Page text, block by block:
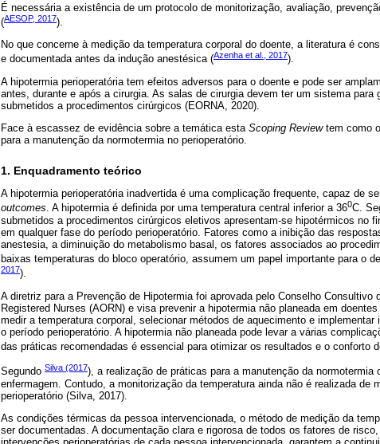
É necessária a existência de um protocolo de monitorização, avaliação,
(AESOP, 2017).
No que concerne à medição da temperatura corporal do doente, a literatura é
e documentada antes da indução anestésica (Azenha et al., 2017).
A hipotermia perioperatória tem efeitos adversos para o doente e pode ser
antes, durante e após a cirurgia. As salas de cirurgia devem ter um sistema para
submetidos a procedimentos cirúrgicos (EORNA, 2020).
Face à escassez de evidência sobre a temática esta Scoping Reviewtem como
para a manutenção da normotermia no perioperatório.
1. Enquadramento teórico
A hipotermia perioperatória inadvertida é uma complicação frequente, capaz de
outcomes. A hipotermia é definida por uma temperatura central inferior a 360C.
submetidos a procedimentos cirúrgicos eletivos apresentam-se hipotérmicos no
em qualquer fase do período perioperatório. Fatores como a inibição das
anestesia, a diminuição do metabolismo basal, os fatores associados ao
baixas temperaturas do bloco operatório, assumem um papel importante para o
2017).
A diretriz para a Prevenção de Hipotermia foi aprovada pelo Conselho
Registered Nurses (AORN) e visa prevenir a hipotermia não planeada em
medir a temperatura corporal, selecionar métodos de aquecimento e
o período perioperatório. A hipotermia não planeada pode levar a várias
das práticas recomendadas é essencial para otimizar os resultados e o conforto
Segundo Silva (2017), a realização de práticas para a manutenção da normotermia
enfermagem. Contudo, a monitorização da temperatura ainda não é realizada de
perioperatório (Silva, 2017).
As condições térmicas da pessoa intervencionada, o método de medição da
ser documentadas. A documentação clara e rigorosa de todos os fatores de